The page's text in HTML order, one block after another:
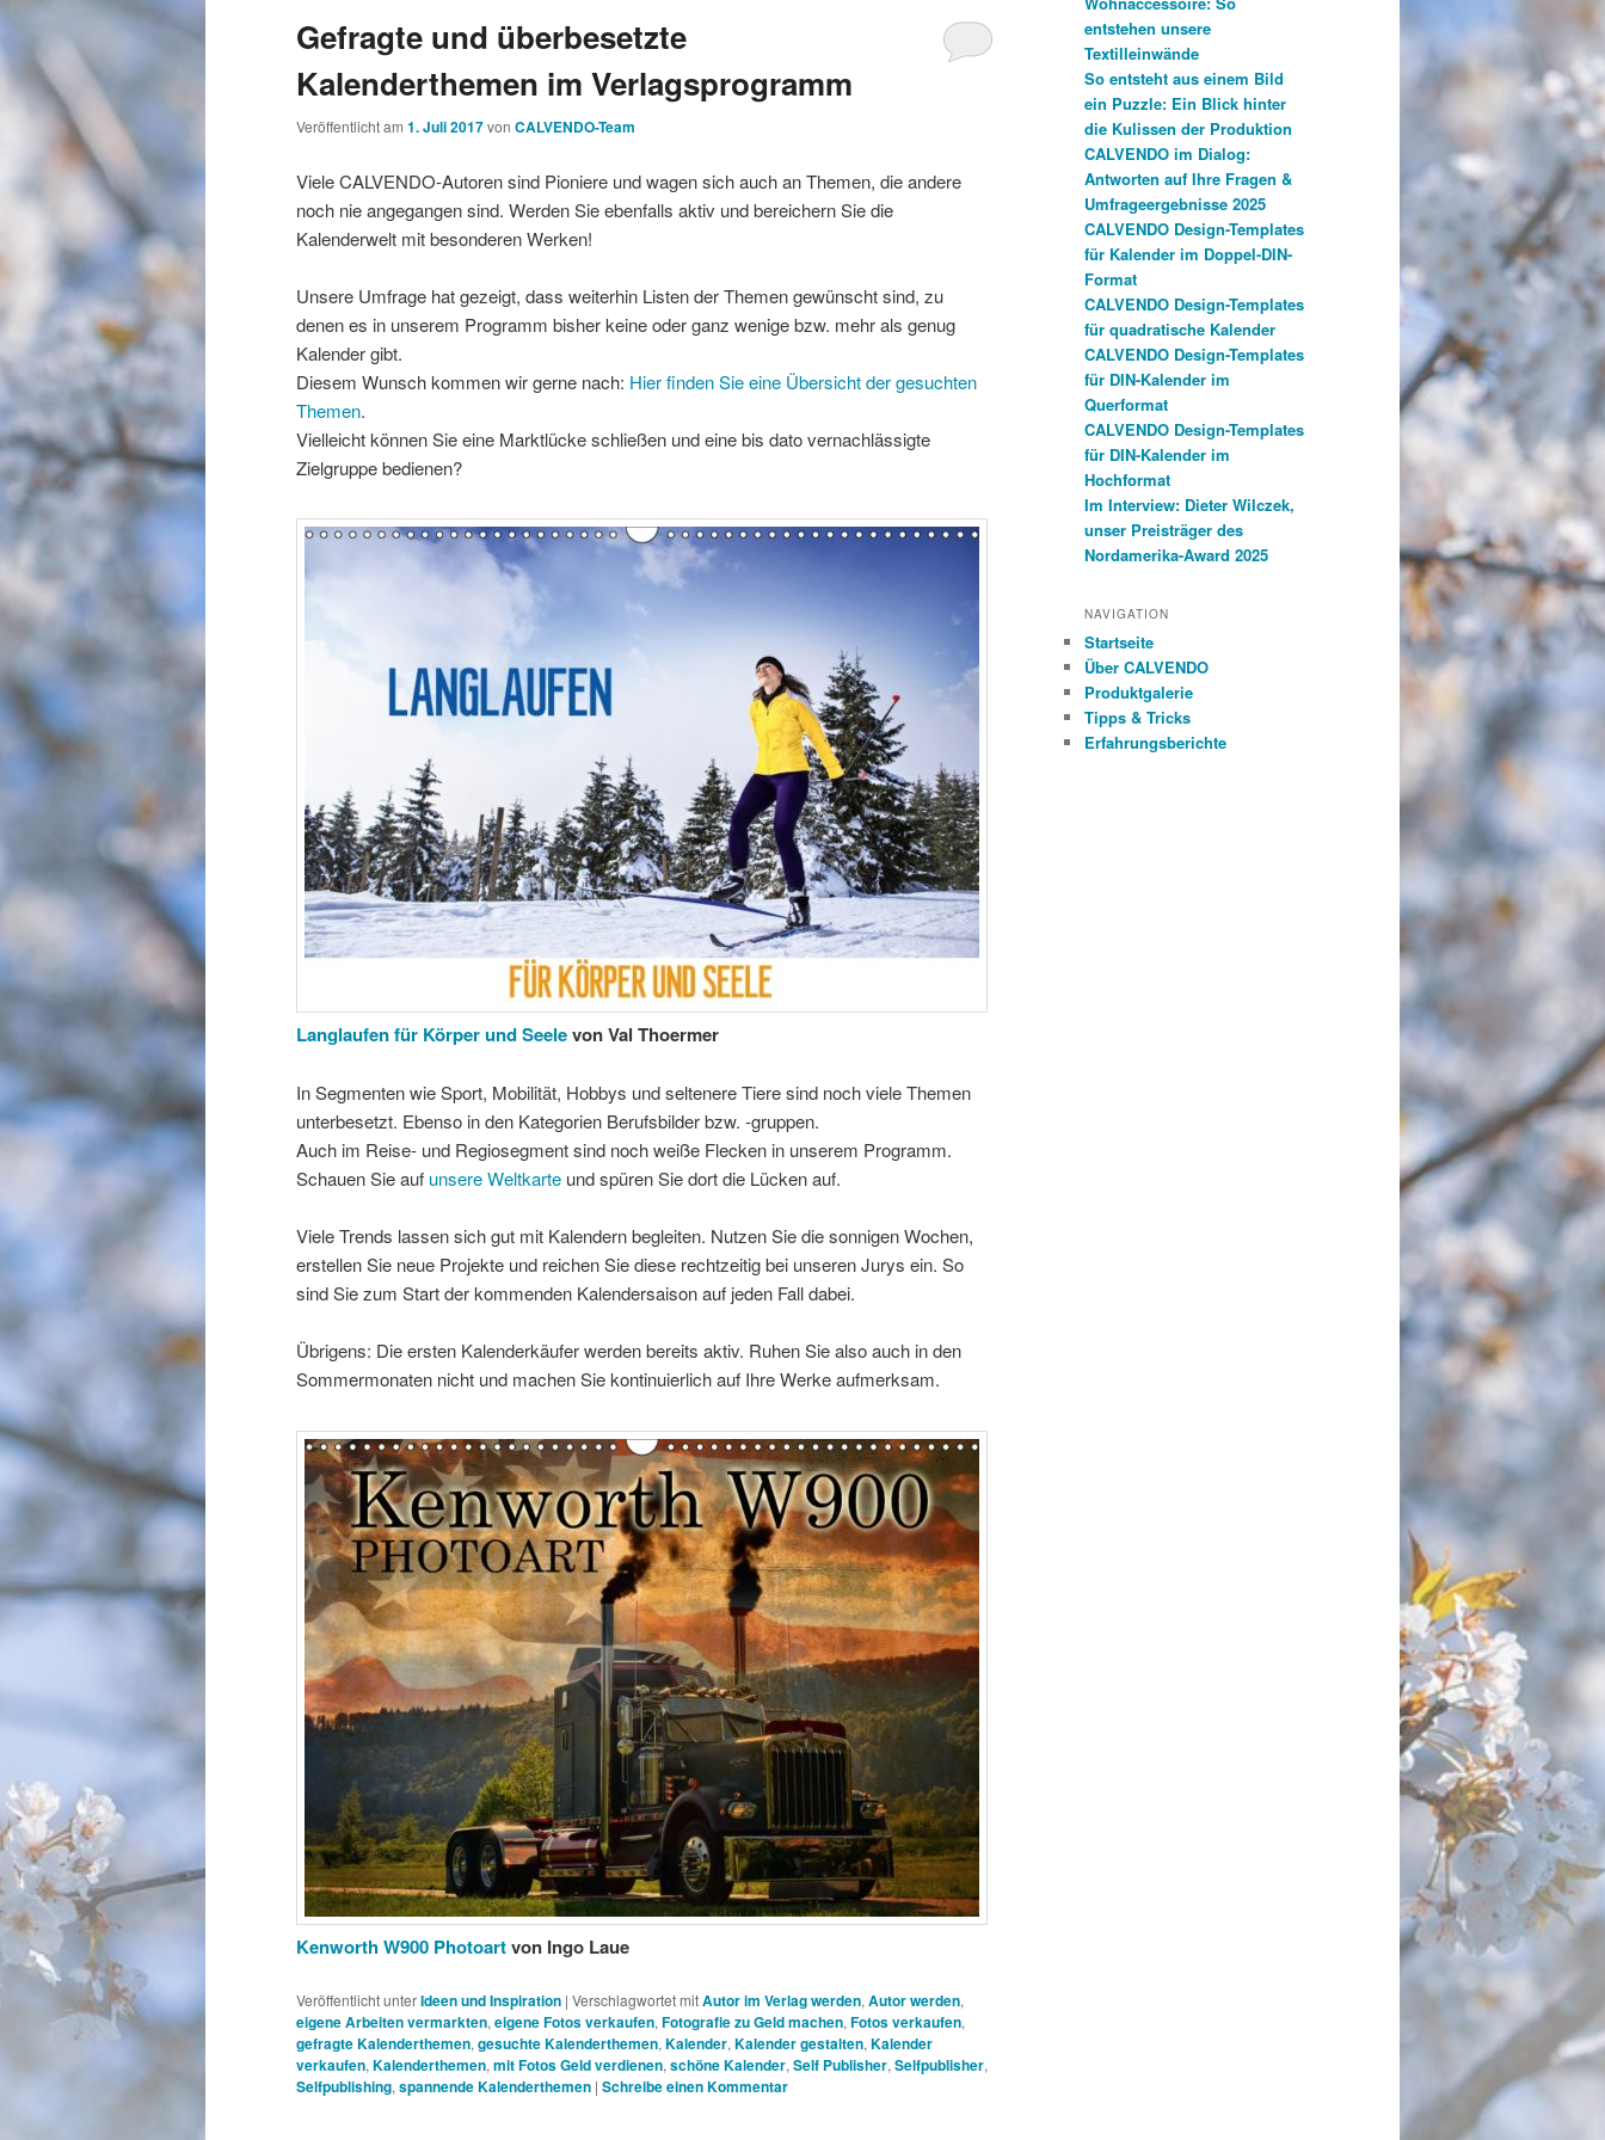
Gefragte und überbesetzte
Kalenderthemen im Verlagsprogramm
Veröffentlicht am 1. Juli 2017von CALVENDO-Team
Viele CALVENDO-Autoren sind Pioniere und wagen sich auch an Themen, die andere
noch nie angegangen sind. Werden Sie ebenfalls aktiv und bereichern Sie die
Kalenderwelt mit besonderen Werken!
Unsere Umfrage hat gezeigt, dass weiterhin Listen der Themen gewünscht sind, zu
denen es in unserem Programm bisher keine oder ganz wenige bzw. mehr als genug
Kalender gibt.
Diesem Wunsch kommen wir gerne nach: Hier finden Sie eine Übersicht der gesuchten
Themen.
Vielleicht können Sie eine Marktlücke schließen und eine bis dato vernachlässigte
Zielgruppe bedienen?
Langlaufen für Körper und Seelevon Val Thoermer
In Segmenten wie Sport, Mobilität, Hobbys und seltenere Tiere sind noch viele Themen
unterbesetzt. Ebenso in den Kategorien Berufsbilder bzw. -gruppen.
Auch im Reise- und Regiosegment sind noch weiße Flecken in unserem Programm.
Schauen Sie auf unsere Weltkarte und spüren Sie dort die Lücken auf.
Viele Trends lassen sich gut mit Kalendern begleiten. Nutzen Sie die sonnigen Wochen,
erstellen Sie neue Projekte und reichen Sie diese rechtzeitig bei unseren Jurys ein. So
sind Sie zum Start der kommenden Kalendersaison auf jeden Fall dabei.
Übrigens: Die ersten Kalenderkäufer werden bereits aktiv. Ruhen Sie also auch in den
Sommermonaten nicht und machen Sie kontinuierlich auf Ihre Werke aufmerksam.
Kenworth W900 Photoartvon Ingo Laue
Veröffentlicht unterIdeen und Inspiration | Verschlagwortet mitAutor im Verlag werden, Autor werden,
eigene Arbeiten vermarkten, eigene Fotos verkaufen, Fotografie zu Geld machen, Fotos verkaufen,
gefragte Kalenderthemen, gesuchte Kalenderthemen, Kalender, Kalender gestalten, Kalender
verkaufen, Kalenderthemen, mit Fotos Geld verdienen, schöne Kalender, Self Publisher, Selfpublisher,
Selfpublishing, spannende Kalenderthemen | Schreibe einen Kommentar
entstehen unsere
Textilleinwände
So entsteht aus einem Bild
ein Puzzle: Ein Blick hinter
die Kulissen der Produktion
CALVENDO im Dialog:
Antworten auf Ihre Fragen &
Umfrageergebnisse 2025
CALVENDO Design-Templates
für Kalender im Doppel-DIN-
Format
CALVENDO Design-Templates
für quadratische Kalender
CALVENDO Design-Templates
für DIN-Kalender im
Querformat
CALVENDO Design-Templates
für DIN-Kalender im
Hochformat
Im Interview: Dieter Wilczek,
unser Preisträger des
Nordamerika-Award 2025
NAVIGATION
Startseite
Über CALVENDO
Produktgalerie
Tipps & Tricks
Erfahrungsberichte